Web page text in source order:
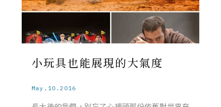
小玩具也能展現的大氣度
May.10.2016